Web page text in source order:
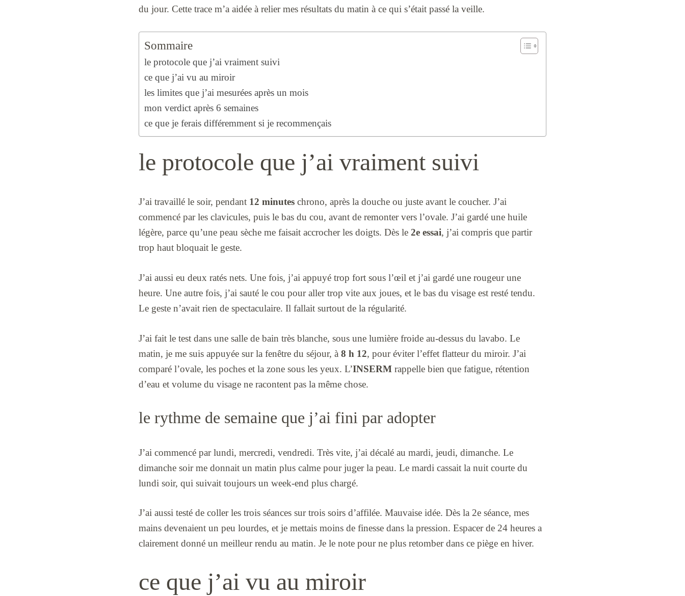
du jour. Cette trace m’a aidée à relier mes résultats du matin à ce qui s’était passé la veille.
Sommaire
le protocole que j’ai vraiment suivi
ce que j’ai vu au miroir
les limites que j’ai mesurées après un mois
mon verdict après 6 semaines
ce que je ferais différemment si je recommençais
le protocole que j’ai vraiment suivi
J’ai travaillé le soir, pendant 12 minutes chrono, après la douche ou juste avant le coucher. J’ai
commencé par les clavicules, puis le bas du cou, avant de remonter vers l’ovale. J’ai gardé une huile
légère, parce qu’une peau sèche me faisait accrocher les doigts. Dès le 2e essai, j’ai compris que partir
trop haut bloquait le geste.
J’ai aussi eu deux ratés nets. Une fois, j’ai appuyé trop fort sous l’œil et j’ai gardé une rougeur une
heure. Une autre fois, j’ai sauté le cou pour aller trop vite aux joues, et le bas du visage est resté tendu.
Le geste n’avait rien de spectaculaire. Il fallait surtout de la régularité.
J’ai fait le test dans une salle de bain très blanche, sous une lumière froide au-dessus du lavabo. Le
matin, je me suis appuyée sur la fenêtre du séjour, à 8 h 12, pour éviter l’effet flatteur du miroir. J’ai
comparé l’ovale, les poches et la zone sous les yeux. L’INSERM rappelle bien que fatigue, rétention
d’eau et volume du visage ne racontent pas la même chose.
le rythme de semaine que j’ai fini par adopter
J’ai commencé par lundi, mercredi, vendredi. Très vite, j’ai décalé au mardi, jeudi, dimanche. Le
dimanche soir me donnait un matin plus calme pour juger la peau. Le mardi cassait la nuit courte du
lundi soir, qui suivait toujours un week-end plus chargé.
J’ai aussi testé de coller les trois séances sur trois soirs d’affilée. Mauvaise idée. Dès la 2e séance, mes
mains devenaient un peu lourdes, et je mettais moins de finesse dans la pression. Espacer de 24 heures a
clairement donné un meilleur rendu au matin. Je le note pour ne plus retomber dans ce piège en hiver.
ce que j’ai vu au miroir